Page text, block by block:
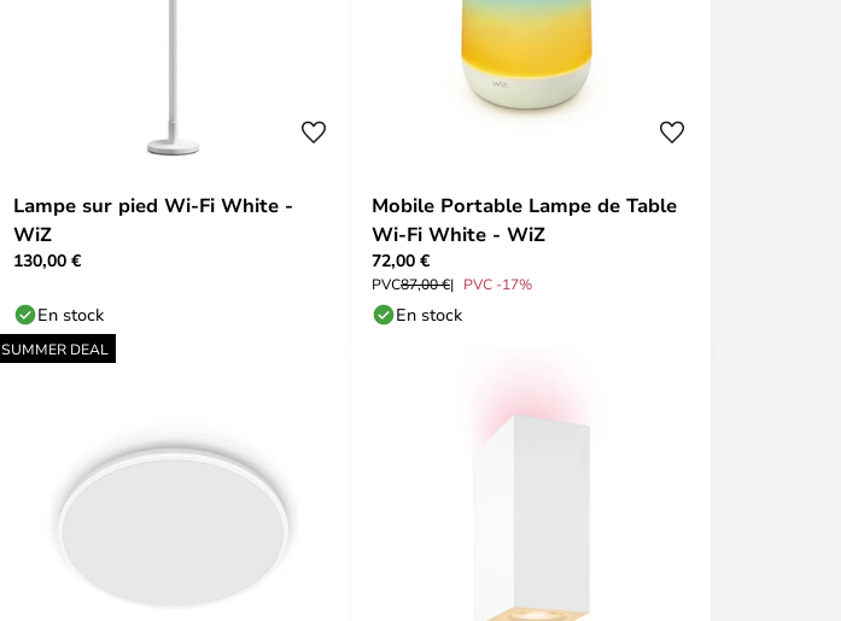
Lampe sur pied Wi-Fi White -
WiZ
130,00 €
En stock
Mobile Portable Lampe de Table
Wi-Fi White - WiZ
72,00 €
PVC87,00 € PVC -17%
En stock
SUMMER DEAL